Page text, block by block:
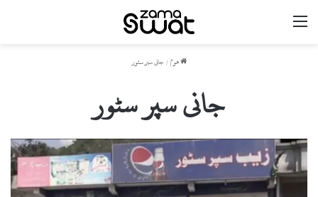
ھوم / جانی سپر سٹور
جانی سپر سٹور